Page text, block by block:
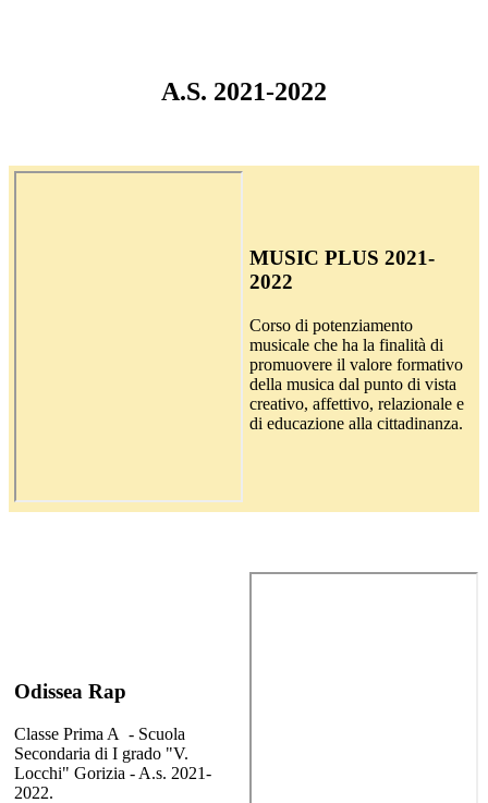
A.S. 2021-2022
MUSIC PLUS 2021-
2022
Corso di potenziamento
musicale che ha la finalità di
promuovere il valore formativo
della musica dal punto di vista
creativo, affettivo, relazionale e
di educazione alla cittadinanza.
Odissea Rap
Classe Prima A - Scuola
Secondaria di I grado "V.
Locchi" Gorizia - A.s. 2021-
2022.